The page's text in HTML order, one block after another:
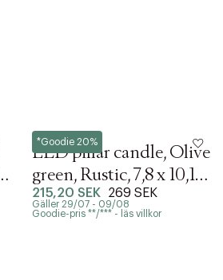
*Goodie 20%
Uyuni
LED pillar candle, Olive
green, Rustic, 7,8 x 10,1
cm (4/24)
215,20 SEK 269 SEK
Gäller 29/07 - 09/08
Goodie-pris **/*** - läs villkor